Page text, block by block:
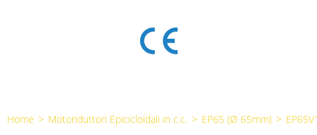
Home > Motoriduttori Epicicloidali in c.c. > EP65 (Ø 65mm) >